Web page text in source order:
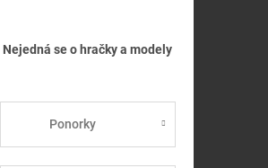
Nejedná se o hračky a modely
Ponorky